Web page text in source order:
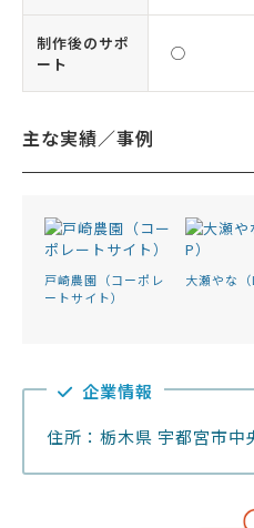
制作後のサポ
ート
◯
主な実績／事例
戸崎農園（コーポレ
ートサイト）
大瀬やな（
企業情報
住所：栃木県 宇都宮市